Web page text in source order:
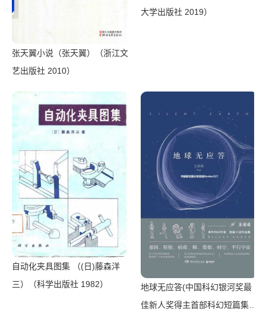
张天翼小说（张天翼）（浙江文
艺出版社 2010）
大学出版社 2019）
自动化夹具图集 （(日)藤森洋
三）（科学出版社 1982）
地球无应答(中国科幻银河奖最
佳新人奖得主首部科幻短篇集！